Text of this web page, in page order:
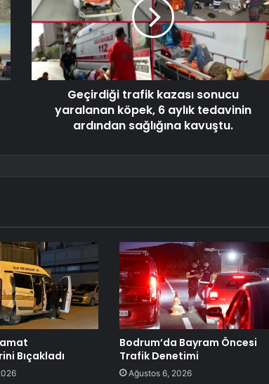
Geçirdiği trafik kazası sonucu
yaralanan köpek, 6 aylık tedavinin
ardından sağlığına kavuştu.
Bıçakladı
Bodrum’da Bayram Öncesi
Trafik Denetimi
Ağustos 6, 2026